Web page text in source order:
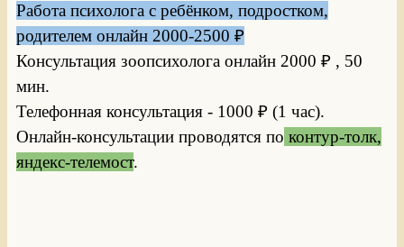
Работа психолога с ребёнком, подростком,
родителем онлайн 2000-2500 ₽
Консультация зоопсихолога онлайн 2000 ₽ , 50
мин.
Телефонная консультация - 1000 ₽ (1 час).
Онлайн-консультации проводятся по контур-толк,
яндекс-телемост.